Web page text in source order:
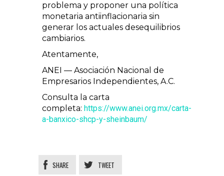
problema y proponer una política
monetaria antiinflacionaria sin
generar los actuales desequilibrios
cambiarios.
Atentamente,
ANEI — Asociación Nacional de
Empresarios Independientes, A.C.
Consulta la carta
completa: https://www.anei.org.mx/carta-
a-banxico-shcp-y-sheinbaum/
SHARE TWEET